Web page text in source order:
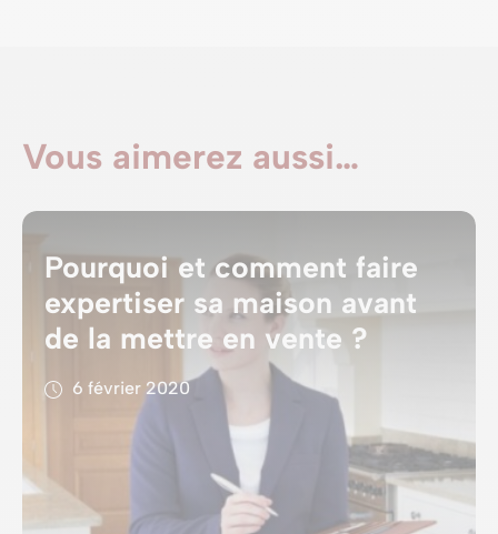
Vous aimerez aussi…
Pourquoi et comment faire
expertiser sa maison avant
de la mettre en vente ?
6 février 2020